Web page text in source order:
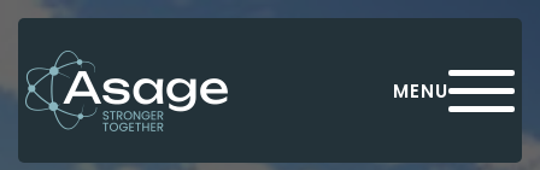
MENU
Panneau de gestion des cookies